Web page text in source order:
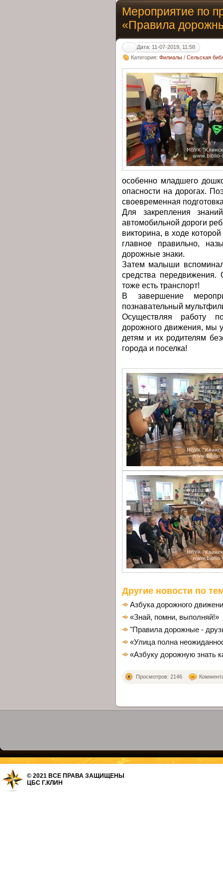
Мероприятие по
«Правила
Дата: 11-07-2019, 11:58
Категория: Филиалы / Сельская
особенно младшего
опасности на дорогах.
своевременная
Для закрепления
автомобильной дороги
викторина, в ходе
главное правильно,
дорожные знаки.
Затем малыши
средства передвижения.
тоже есть транспорт!
В завершение
познавательный
Осуществляя работу
дорожного движения, мы
детям и их родителям
города и поселка!
Другие новости по
Азбука дорожного
«Знай, помни, выполняй!»
"Правила дорожные -
«Улица полна
«Азбуку дорожную знать
Просмотров: 2146
© 2021 ВСЕ ПРАВА ЗАЩИЩЕНЫ
ЦБС Г.КЛИН